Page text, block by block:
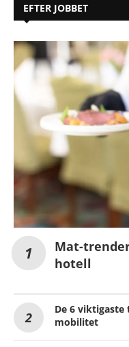
EFTER JOBBET
Mat-
hotell
De 6
mobilitet